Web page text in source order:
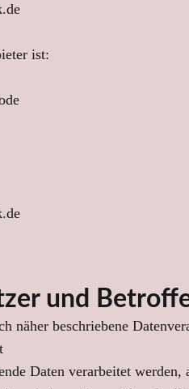
ist:
und
näher beschriebene
Daten verarbeitet werden,